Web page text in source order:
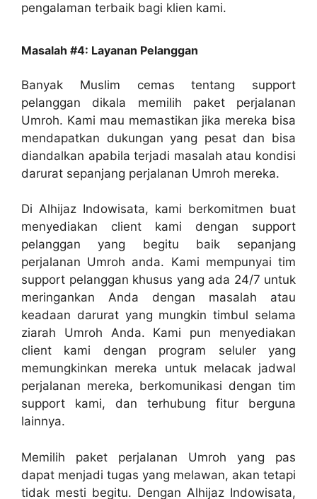
pengalaman terbaik bagi klien kami.
Masalah #4: Layanan Pelanggan
Banyak Muslim cemas tentang support
pelanggan dikala memilih paket perjalanan
Umroh. Kami mau memastikan jika mereka bisa
mendapatkan dukungan yang pesat dan bisa
diandalkan apabila terjadi masalah atau kondisi
darurat sepanjang perjalanan Umroh mereka.
Di Alhijaz Indowisata, kami berkomitmen buat
menyediakan client kami dengan support
pelanggan yang begitu baik sepanjang
perjalanan Umroh anda. Kami mempunyai tim
support pelanggan khusus yang ada 24/7 untuk
meringankan Anda dengan masalah atau
keadaan darurat yang mungkin timbul selama
ziarah Umroh Anda. Kami pun menyediakan
client kami dengan program seluler yang
memungkinkan mereka untuk melacak jadwal
perjalanan mereka, berkomunikasi dengan tim
support kami, dan terhubung fitur berguna
lainnya.
Memilih paket perjalanan Umroh yang pas
dapat menjadi tugas yang melawan, akan tetapi
tidak mesti begitu. Dengan Alhijaz Indowisata,